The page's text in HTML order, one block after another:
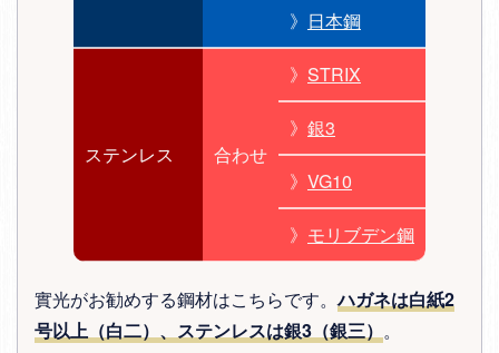
》 日本鋼
ステンレス 合わせ
》 STRIX
》 銀3
》 VG10
》 モリブデン鋼
實光がお勧めする鋼材はこちらです。ハガネは白紙2
号以上（白二）、ステンレスは銀3（銀三） 。